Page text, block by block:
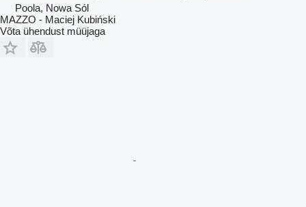
Poola, Nowa Sól
MAZZO - Maciej Kubiński
Võta ühendust müüjaga